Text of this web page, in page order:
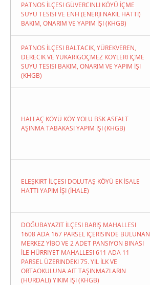
PATNOS İLÇESI GÜVERCINLI KÖYÜ İÇME
SUYU TESISI VE ENH (ENERJI NAKIL HATTI)
BAKIM, ONARIM VE YAPIM İŞI (KHGB)
PATNOS İLÇESI BALTACIK, YÜREKVEREN,
DERECIK VE YUKARIGÖÇMEZ KÖYLERI İÇME
SUYU TESISI BAKIM, ONARIM VE YAPIM İŞI
(KHGB)
HALLAÇ KÖYÜ KÖY YOLU BSK ASFALT
AŞINMA TABAKASI YAPIM İŞI (KHGB)
ELEŞKIRT İLÇESI DOLUTAŞ KÖYÜ EK İSALE
HATTI YAPIM İŞI (İHALE)
DOĞUBAYAZIT İLÇESI BARIŞ MAHALLESI
1608 ADA 167 PARSEL İÇERISINDE BULUNAN
MERKEZ YİBO VE 2 ADET PANSIYON BINASI
İLE HÜRRIYET MAHALLESI 611 ADA 11
PARSEL ÜZERINDEKI 75. YIL İLK VE
ORTAOKULUNA AIT TAŞINMAZLARIN
(HURDALI) YIKIM İŞI (KHGB)